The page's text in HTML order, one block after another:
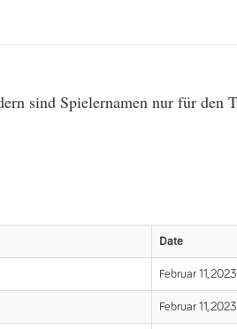
sind Spielernamen nur für den
Date
Februar 11,
Februar 11,